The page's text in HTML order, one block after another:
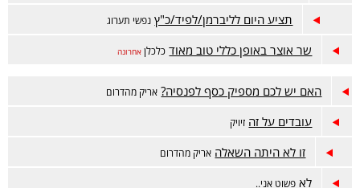
תציע היום לליברמן/לפיד/כ"ץ נפשי תערוג
שר אוצר באופן כללי טוב מאוד כלכלן אחרונה
האם יש לכם מספיק כסף לפנסיה? אריק מהדרום
עובדים על זה זיויק
זו לא היתה השאלה אריק מהדרום
לא פשוט אני..